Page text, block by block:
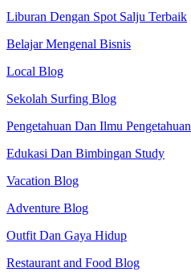
Liburan Dengan Spot Salju Terbaik
Belajar Mengenal Bisnis
Local Blog
Sekolah Surfing Blog
Pengetahuan Dan Ilmu Pengetahuan
Edukasi Dan Bimbingan Study
Vacation Blog
Adventure Blog
Outfit Dan Gaya Hidup
Restaurant and Food Blog